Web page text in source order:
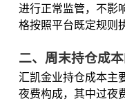
进行正常监管，不影
格按照平台既定规则
二、周末持仓成
汇凯金业持仓成本主
夜费构成，其中过夜